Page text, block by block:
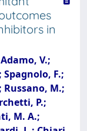
in
V.;
Spagnolo, F.;
Russano, M.;
P.;
M. A.;